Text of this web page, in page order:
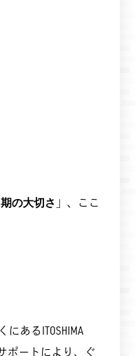
の大切さ 」、ここ
あるITOSHIMA
ポートにより、ぐ